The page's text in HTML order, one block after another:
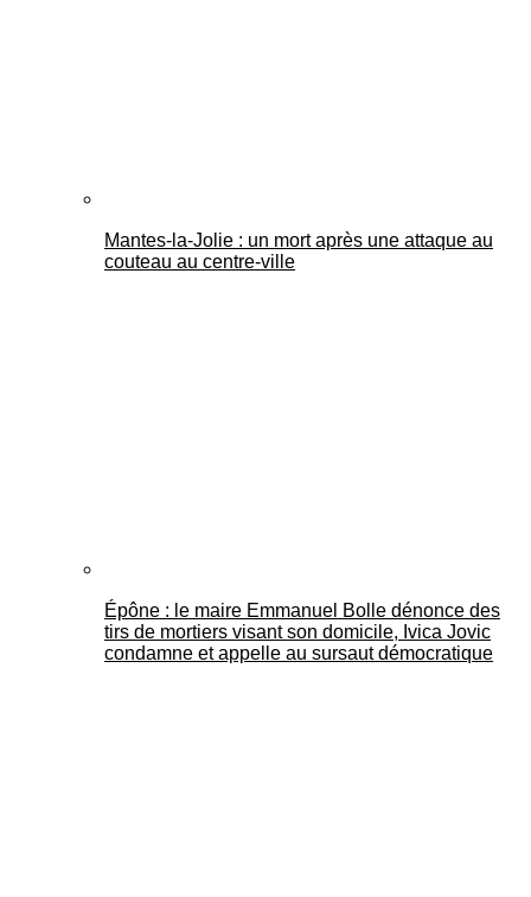
Mantes-la-Jolie : un mort après une attaque au
couteau au centre-ville
Épône : le maire Emmanuel Bolle dénonce des
tirs de mortiers visant son domicile, Ivica Jovic
condamne et appelle au sursaut démocratique